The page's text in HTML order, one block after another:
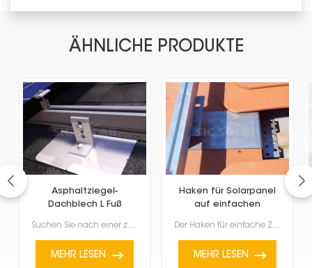
ÄHNLICHE PRODUKTE
Asphaltziegel-
Dachblech L Fuß
Suchen Sie nach einer zuverlässigen Möglichkeit, Solarmodule auf Ihrem Bitumenschindel- oder Komposi...
MEHR LESEN
Haken für Solarpanel
auf einfachen
Der Haken für einfache Ziegeldächer zur Befestigung von Solarmodulen ist ein spezielles Zubehörteil ...
MEHR LESEN